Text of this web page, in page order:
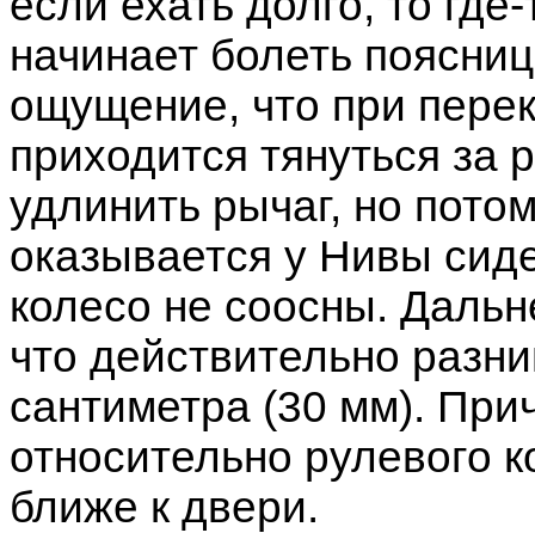
начинает болеть
ощущение, что при
приходится тянуться
удлинить рычаг, но
оказывается у Нивы
колесо не соосны.
что действительно
сантиметра (30 мм).
относительно рулевого
ближе к двери.